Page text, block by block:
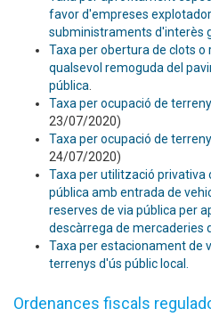
favor d'empreses
subministraments d'interès
Taxa per obertura de clots o
qualsevol remoguda del
pública
Taxa per ocupació de
23/07/2020)
Taxa per ocupació de
24/07/2020)
Taxa per utilització
pública amb entrada de
reserves de via pública per
descàrrega de mercaderies
Taxa per estacionament de
terrenys d'ús públic local.
Ordenances fiscals